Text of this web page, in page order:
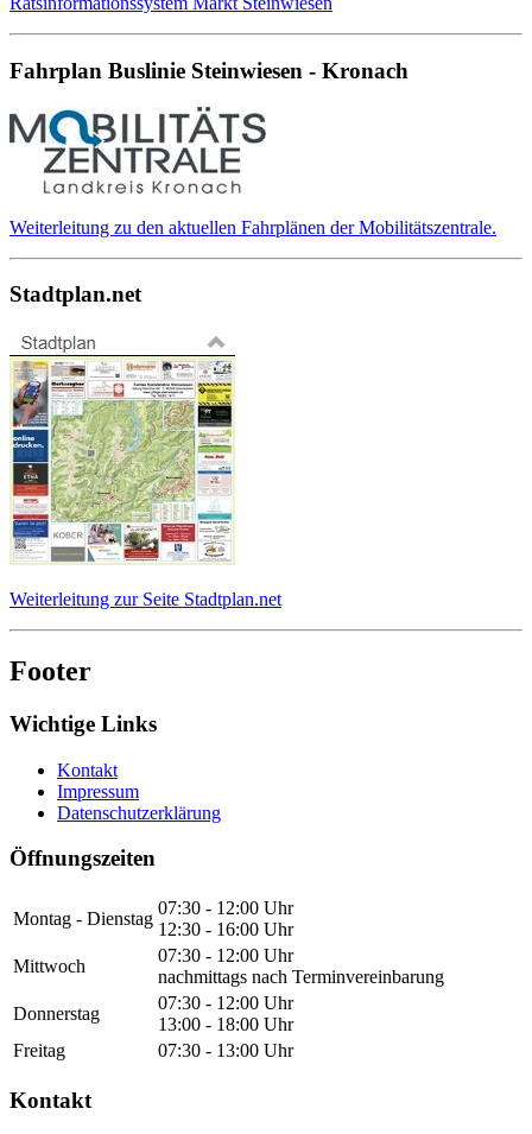
Fahrplan Buslinie Steinwiesen - Kronach
Weiterleitung zu den aktuellen Fahrplänen der Mobilitätszentrale.
Stadtplan.net
Weiterleitung zur Seite Stadtplan.net
Footer
Wichtige Links
Kontakt
Impressum
Datenschutzerklärung
Öffnungszeiten
Montag - Dienstag
07:30 - 12:00 Uhr
12:30 - 16:00 Uhr
Mittwoch
07:30 - 12:00 Uhr
nachmittags nach Terminvereinbarung
Donnerstag
07:30 - 12:00 Uhr
13:00 - 18:00 Uhr
Freitag
07:30 - 13:00 Uhr
Kontakt